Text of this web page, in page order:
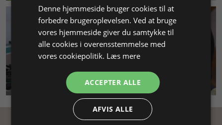
SMYKKEKURSUS
Denne hjemmeside bruger cookies til at
forbedre brugeroplevelsen. Ved at bruge
vores hjemmeside giver du samtykke til
alle cookies i overensstemmelse med
vores cookiepolitik. Læs mere
ACCEPTER ALLE
AFVIS ALLE